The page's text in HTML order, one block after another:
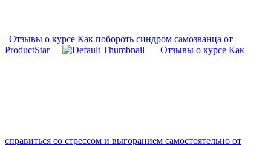
Отзывы о курсе Как побороть синдром самозванца от
ProductStar
Отзывы о курсе Как
справиться со стрессом и выгоранием самостоятельно от